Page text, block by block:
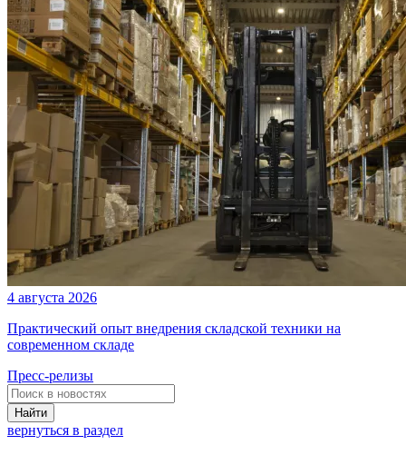
4 августа 2026
Практический опыт внедрения складской техники на
современном складе
Пресс-релизы
Найти
вернуться в раздел